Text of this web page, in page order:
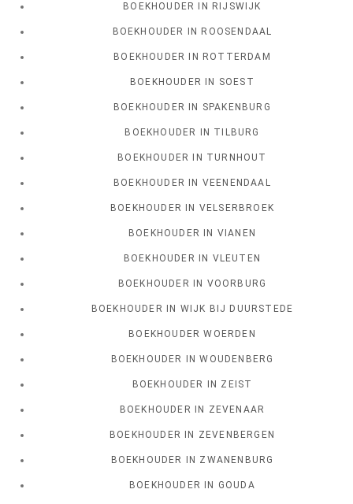
BOEKHOUDER IN RIJSWIJK
BOEKHOUDER IN ROOSENDAAL
BOEKHOUDER IN ROTTERDAM
BOEKHOUDER IN SOEST
BOEKHOUDER IN SPAKENBURG
BOEKHOUDER IN TILBURG
BOEKHOUDER IN TURNHOUT
BOEKHOUDER IN VEENENDAAL
BOEKHOUDER IN VELSERBROEK
BOEKHOUDER IN VIANEN
BOEKHOUDER IN VLEUTEN
BOEKHOUDER IN VOORBURG
BOEKHOUDER IN WIJK BIJ DUURSTEDE
BOEKHOUDER WOERDEN
BOEKHOUDER IN WOUDENBERG
BOEKHOUDER IN ZEIST
BOEKHOUDER IN ZEVENAAR
BOEKHOUDER IN ZEVENBERGEN
BOEKHOUDER IN ZWANENBURG
BOEKHOUDER IN GOUDA